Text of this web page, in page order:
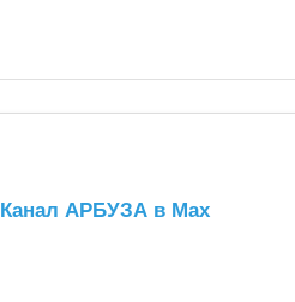
Канал АРБУЗА в Max